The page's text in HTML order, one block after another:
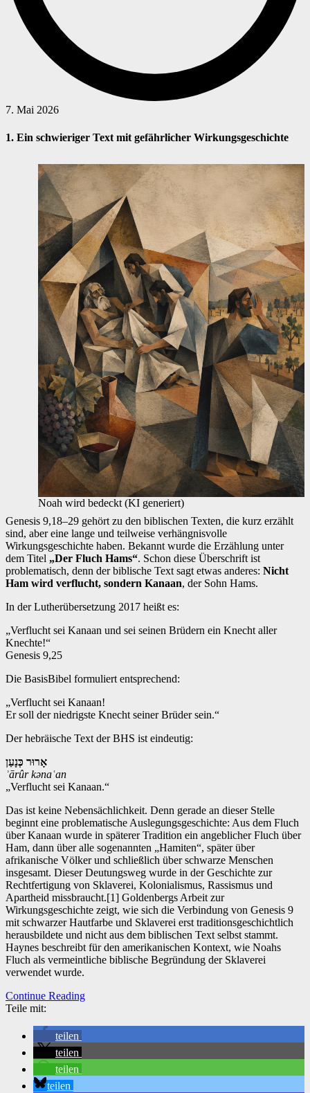
7. Mai 2026
1. Ein schwieriger Text mit gefährlicher Wirkungsgeschichte
Noah wird bedeckt (KI generiert)
Genesis 9,18–29 gehört zu den biblischen Texten, die kurz erzählt
sind, aber eine lange und teilweise verhängnisvolle
Wirkungsgeschichte haben. Bekannt wurde die Erzählung unter
dem Titel „Der Fluch Hams“. Schon diese Überschrift ist
problematisch, denn der biblische Text sagt etwas anderes: Nicht
Ham wird verflucht, sondern Kanaan, der Sohn Hams.
In der Lutherübersetzung 2017 heißt es:
„Verflucht sei Kanaan und sei seinen Brüdern ein Knecht aller
Knechte!“
Genesis 9,25
Die BasisBibel formuliert entsprechend:
„Verflucht sei Kanaan!
Er soll der niedrigste Knecht seiner Brüder sein.“
Der hebräische Text der BHS ist eindeutig:
אָרוּר כְּנָעַן
ʾārûr kənaʿan
„Verflucht sei Kanaan.“
Das ist keine Nebensächlichkeit. Denn gerade an dieser Stelle
beginnt eine problematische Auslegungsgeschichte: Aus dem Fluch
über Kanaan wurde in späterer Tradition ein angeblicher Fluch über
Ham, dann über alle sogenannten „Hamiten“, später über
afrikanische Völker und schließlich über schwarze Menschen
insgesamt. Dieser Deutungsweg wurde in der Geschichte zur
Rechtfertigung von Sklaverei, Kolonialismus, Rassismus und
Apartheid missbraucht.[1] Goldenbergs Arbeit zur
Wirkungsgeschichte zeigt, wie sich die Verbindung von Genesis 9
mit schwarzer Hautfarbe und Sklaverei erst traditionsgeschichtlich
herausbildete und nicht aus dem biblischen Text selbst stammt.
Haynes beschreibt für den amerikanischen Kontext, wie Noahs
Fluch als vermeintliche biblische Begründung der Sklaverei
verwendet wurde.
Continue Reading
Teile mit:
teilen
teilen
teilen
teilen